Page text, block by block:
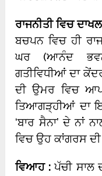
ਰਾਜਨੀਤੀ ਵਿਚ
ਬਚਪਨ ਵਿਚ ਹੀ
ਘਰ (ਆਨੰਦ
ਗਤੀਵਿਧੀਆਂ ਦਾ
ਦੀ ਉਮਰ ਵਿਚ
ਤਿਆਗੜ੍ਹੀਆਂ ਦਾ
‘ਬਾਰ ਸੈਨਾ’ ਦੇ ਨਾਂ
ਵਿਚ ਉਹ ਕਾਂਗਰਸ
ਵਿਆਹ : ਪੱਚੀ ਸਾਲ